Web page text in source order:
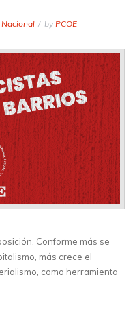
by PCOE
Conforme más se
más crece el
como herramienta